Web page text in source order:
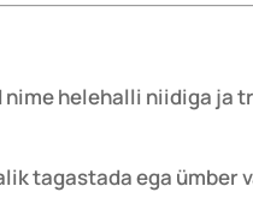
helehalli niidiga ja
tagastada ega ümber